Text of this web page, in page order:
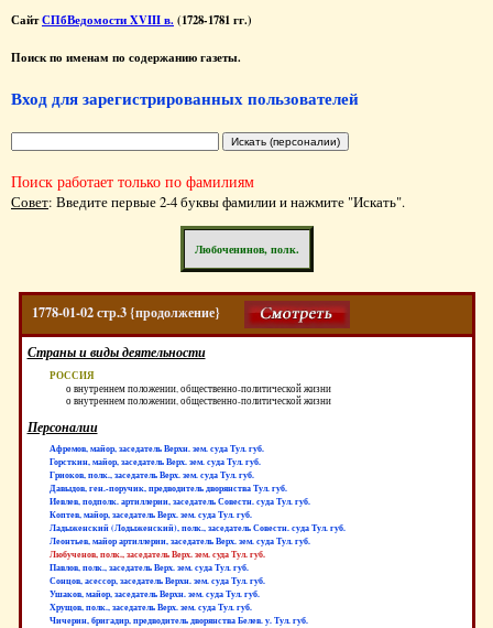
СайтСПбВедомости XVIII в. (1728-1781 гг.)
Поиск по именам по содержанию газеты.
Вход для зарегистрированных пользователей
Поиск работает только по фамилиям
Совет: Введите первые 2-4 буквы фамилии и нажмите "Искать".
Любоченинов, полк.
1778-01-02 стр.3 {продолжение}
Страны и виды деятельности
РОССИЯ
о внутреннем положении, общественно-политической жизни
о внутреннем положении, общественно-политической жизни
Персоналии
Афремов, майор, заседатель Верхн. зем. суда Тул. губ.
Горсткин, майор, заседатель Верх. зем. суда Тул. губ.
Гриоков, полк., заседатель Верх. зем. суда Тул. губ.
Давыдов, ген.-поручик, предводитель дворянства Тул. губ.
Иевлев, подполк. артиллерии, заседатель Совестн. суда Тул. губ.
Коптев, майор, заседатель Верх. зем. суда Тул. губ.
Ладыженский (Лодыженский), полк., заседатель Совестн. суда Тул. губ.
Леонтьев, майор артиллерии, заседатель Верх. зем. суда Тул. губ.
Любученов, полк., заседатель Верх. зем. суда Тул. губ.
Павлов, полк., заседатель Верх. зем. суда Тул. губ.
Сонцов, асессор, заседатель Верхн. зем. суда Тул. губ.
Ушаков, майор, заседатель Верхн. зем. суда Тул. губ.
Хрущов, полк., заседатель Верх. зем. суда Тул. губ.
Чичерин, бригадир, предводитель дворянства Белев. у. Тул. губ.